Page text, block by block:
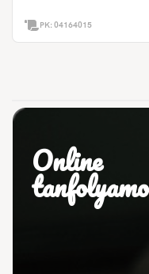
PK:04164015
Online